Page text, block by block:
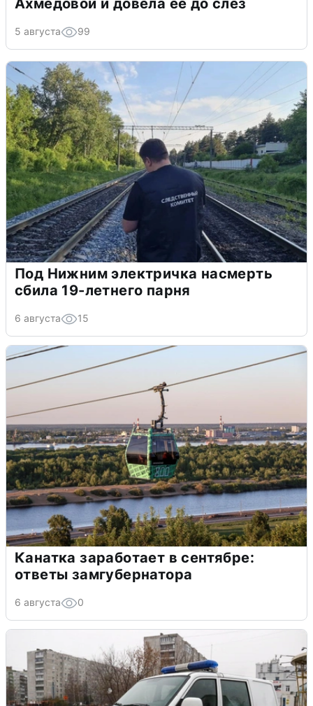
Ахмедовой и довела ее до слёз
5 августа 99
Под Нижним электричка насмерть
сбила 19-летнего парня
6 августа 15
Канатка заработает в сентябре:
ответы замгубернатора
6 августа 0